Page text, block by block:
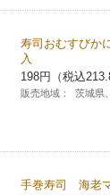
店舗限定）
寿司おむすびか
入
198円（税込
販売地域： 茨城県
手巻寿司 海老